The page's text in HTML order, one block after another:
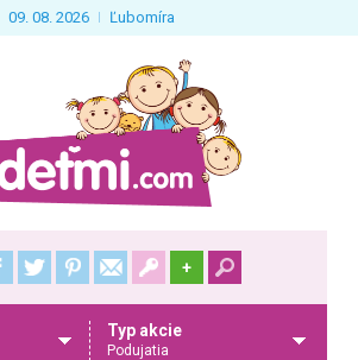
09. 08. 2026 Ľubomíra
+
Typ akcie
Podujatia